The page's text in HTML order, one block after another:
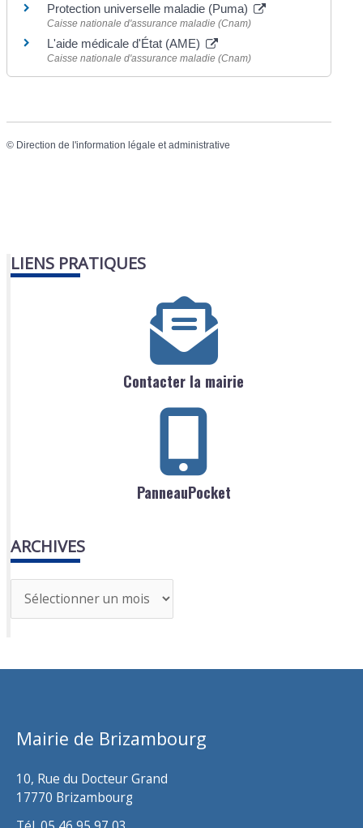
Protection universelle maladie (Puma)
Caisse nationale d'assurance maladie (Cnam)
L'aide médicale d'État (AME)
Caisse nationale d'assurance maladie (Cnam)
© Direction de l'information légale et administrative
LIENS PRATIQUES
Contacter la mairie
PanneauPocket
ARCHIVES
r
h
Mairie de Brizambourg
10, Rue du Docteur Grand
17770 Brizambourg